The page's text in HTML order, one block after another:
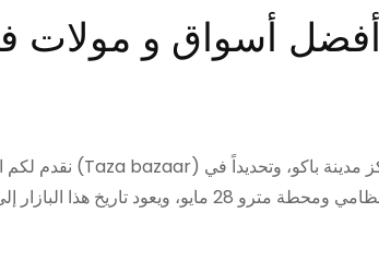
أفضل أسواق و مولات